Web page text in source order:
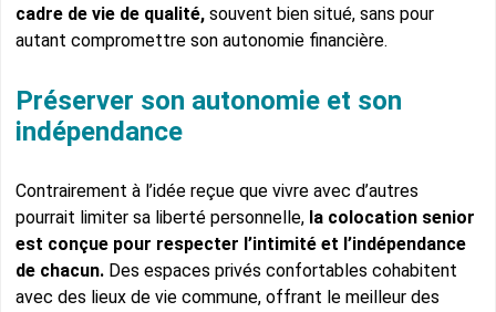
cadre de vie de qualité, souvent bien situé, sans pour
autant compromettre son autonomie financière.
Préserver son autonomie et son
indépendance
Contrairement à l’idée reçue que vivre avec d’autres
pourrait limiter sa liberté personnelle, la colocation senior
est conçue pour respecter l’intimité et l’indépendance
de chacun. Des espaces privés confortables cohabitent
avec des lieux de vie commune, offrant le meilleur des